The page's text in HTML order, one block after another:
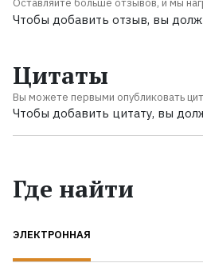
Чтобы добавить отзыв, вы
Цитаты
Вы можете первыми опубликовать
Чтобы добавить цитату, вы
Где найти
ЭЛЕКТРОННАЯ